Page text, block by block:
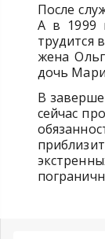
После
А в 1999
трудится
жена
дочь
В
сейчас